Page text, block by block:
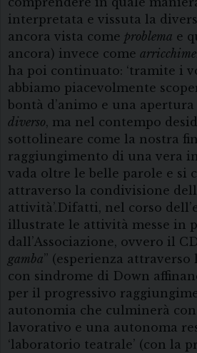
interpretata e vissuta la
ancora vista come problema e
ancora) invece come
ha poi continuato: ‘tramite i
abbiamo piacevolmente
bontà d’animo e una
diverso, ma nel contempo
sottolineare come la nostra
raggiungimento di una vera
vada oltre le belle parole e si
attraverso la condivisione
attività’.Difatti, nel corso
illustrate le attività messe in
dall’Associazione, ovvero il
gamba” (esperienza attraverso
con sindrome di Down
per il progressivo
autonomia che culminerà
lavorativo e una autonoma
‘laboratorio teatrale’ (con la